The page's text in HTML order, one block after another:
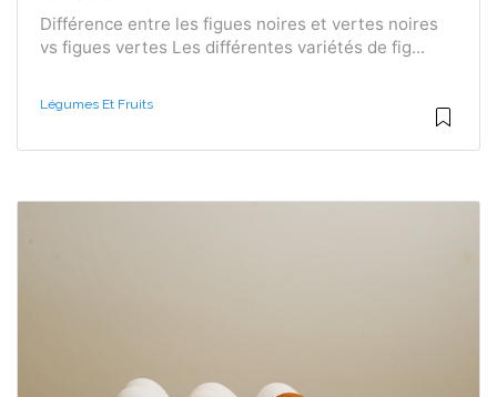
Différence entre les figues noires et vertes noires
vs figues vertes Les différentes variétés de fig...
Légumes Et Fruits